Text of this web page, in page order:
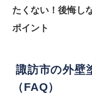
たくない！後悔し
ポイント
諏訪市の外壁
（FAQ）